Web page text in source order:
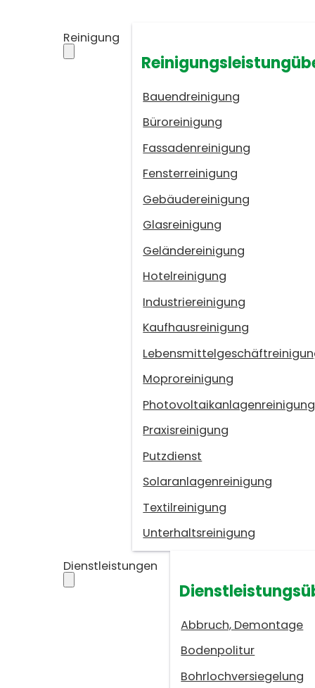
Reinigung
Bauendreinigung
Büroreinigung
Fassadenreinigung
Fensterreinigung
Gebäudereinigung
Glasreinigung
Geländereinigung
Hotelreinigung
Industriereinigung
Kaufhausreinigung
Moproreinigung
Photovoltaikanlagenreinigung
Praxisreinigung
Putzdienst
Solaranlagenreinigung
Textilreinigung
Unterhaltsreinigung
Dienstleistungen
Abbruch, Demontage
Bodenpolitur
Bohrlochversiegelung